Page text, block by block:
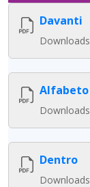
Davanti
Dentro